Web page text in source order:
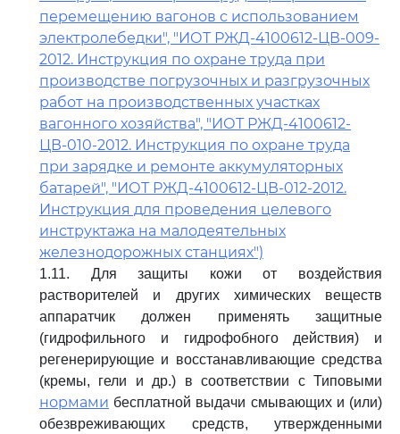
перемещению вагонов с использованием
электролебедки", "ИОТ РЖД-4100612-ЦВ-009-
2012. Инструкция по охране труда при
производстве погрузочных и разгрузочных
работ на производственных участках
вагонного хозяйства", "ИОТ РЖД-4100612-
ЦВ-010-2012. Инструкция по охране труда
при зарядке и ремонте аккумуляторных
батарей", "ИОТ РЖД-4100612-ЦВ-012-2012.
Инструкция для проведения целевого
инструктажа на малодеятельных
железнодорожных станциях")
1.11. Для защиты кожи от воздействия
растворителей и других химических веществ
аппаратчик должен применять защитные
(гидрофильного и гидрофобного действия) и
регенерирующие и восстанавливающие средства
(кремы, гели и др.) в соответствии с Типовыми
нормами бесплатной выдачи смывающих и (или)
обезвреживающих средств, утвержденными